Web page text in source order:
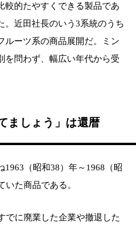
較的たやすくできる製品であ
。近田社長のいう3系統のうち
ルーツ系の商品展開だ。ミン
を問わず、幅広い年代から受
ましょう」は還暦
（昭和38）年～1968（昭
いた商品である。
でに廃業した企業や撤退した